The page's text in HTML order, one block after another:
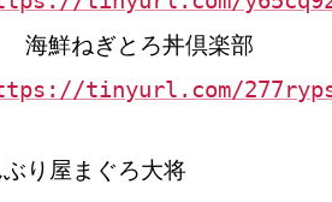
鮮ねぎとろ丼倶楽部
tinyurl.com/
屋まぐろ大将